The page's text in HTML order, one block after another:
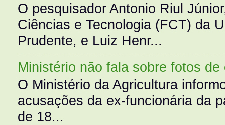
O pesquisador Antonio Riul
Ciências e Tecnologia (FCT) da
Prudente, e Luiz Henr...
Ministério não fala sobre fotos de
O Ministério da Agricultura
acusações da ex-funcionária da
de 18...